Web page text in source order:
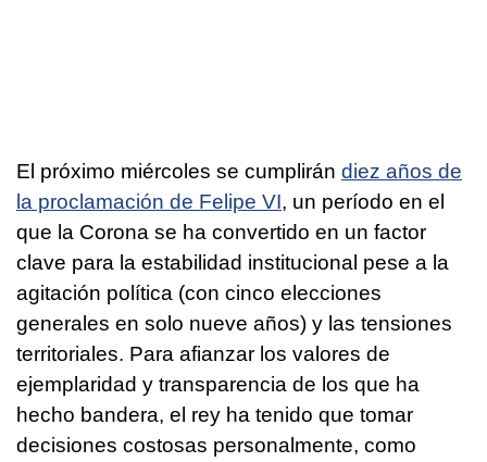
El próximo miércoles se cumplirán diez años de
la proclamación de Felipe VI, un período en el
que la Corona se ha convertido en un factor
clave para la estabilidad institucional pese a la
agitación política (con cinco elecciones
generales en solo nueve años) y las tensiones
territoriales. Para afianzar los valores de
ejemplaridad y transparencia de los que ha
hecho bandera, el rey ha tenido que tomar
decisiones costosas personalmente, como